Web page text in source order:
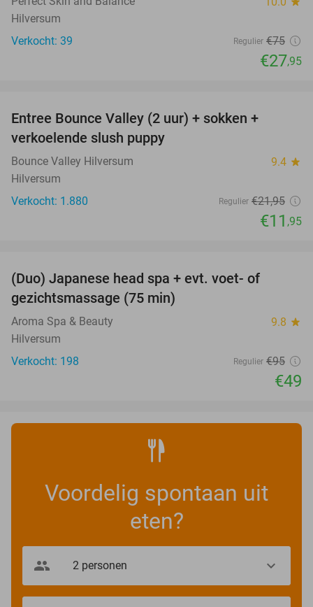
Hilversum
Verkocht: 39
Regulier €75
€27,95
Entree Bounce Valley (2 uur) + sokken +
verkoelende slush puppy
Bounce Valley Hilversum 9.4 star
Hilversum
Verkocht: 1.880
Regulier €21,95
€11 ,95
(Duo) Japanese head spa + evt. voet- of
gezichtsmassage (75 min)
Aroma Spa & Beauty 9.8 star
Hilversum
Verkocht: 198
Regulier €95
€49
Voordelig spontaan uit
eten?